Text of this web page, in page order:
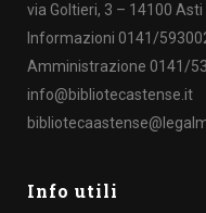
via Goltieri, 3 – 14100 Asti
Informazioni 0141/
Amministrazione 0141/
info@bibliotecastense.it
Info utili